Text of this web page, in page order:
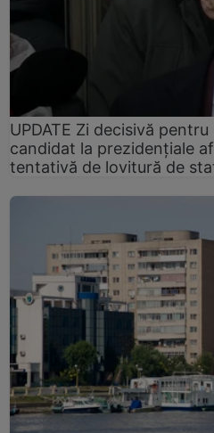
UPDATE Zi decisivă
candidat la prezidențiale
tentativă de lovitură de